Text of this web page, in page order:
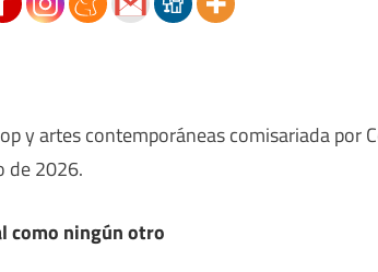
y artes contemporáneas comisariada por
de 2026.
como ningún otro